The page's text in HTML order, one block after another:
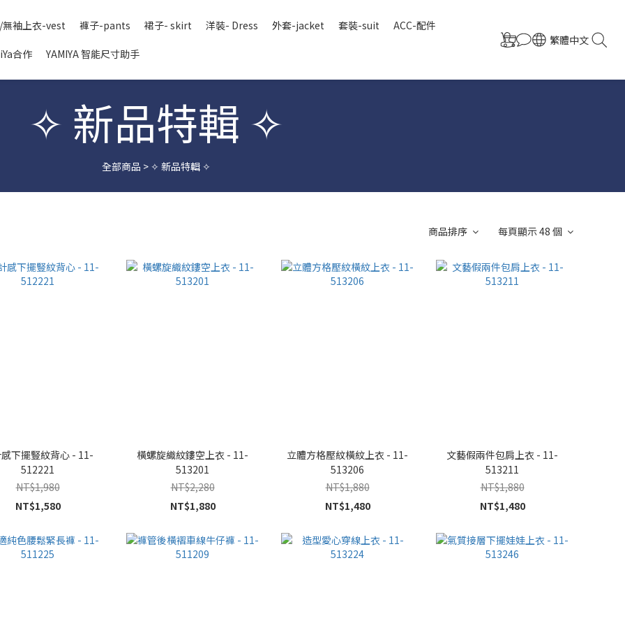
無袖上衣-vest 褲子-pants 裙子- skirt 洋裝- Dress 外套-jacket 套裝-suit ACC-配件
合作 YAMIYA 智能尺寸助手
繁體中文
✧ 新品特輯 ✧
全部商品 > ✧ 新品特輯 ✧
商品排序 每頁顯示 48 個
下擺豎紋背心 - 11-
512221
NT$1,980
NT$1,580
橫螺旋織紋鏤空上衣 - 11-
513201
NT$2,280
NT$1,880
立體方格壓紋橫紋上衣 - 11-
513206
NT$1,880
NT$1,480
文藝假兩件包肩上衣 - 11-
513211
NT$1,880
NT$1,480